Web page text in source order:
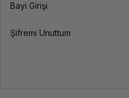
Bayi Girişi
Şifremi Unuttum